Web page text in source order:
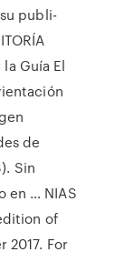
su publi­
la Guía El
de
Sin
en … NIAS
of
2017. For